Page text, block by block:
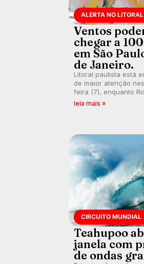
ALERTA NO LITORAL
Ventos
chegar a
em São
de Janeiro.
Litoral paulista está
de maior atenção
feira (7), enquanto
também recebe
leia mais »
CIRCUITO MUNDIAL
Teahupoo
janela com
de ondas